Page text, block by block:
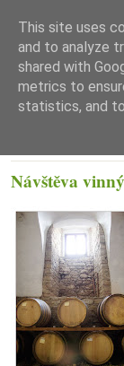
Návštěva
This site uses
and to analyze
shared with
metrics to
statistics, and